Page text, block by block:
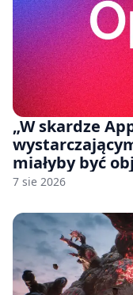
„W skardze
miałyby być
handlowej”.
7 sie 2026